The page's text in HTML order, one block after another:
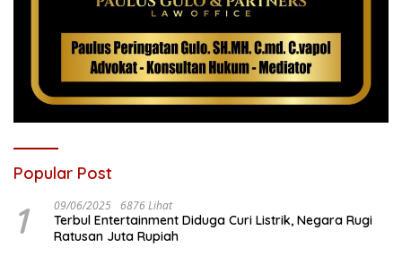
Popular Post
1 09/06/2025 6876 Lihat
Terbul Entertainment Diduga Curi Listrik, Negara Rugi
Ratusan Juta Rupiah